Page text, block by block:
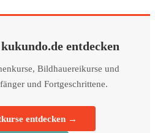
entdecken
Bildhauereikurse und
und Fortgeschrittene.
entdecken →